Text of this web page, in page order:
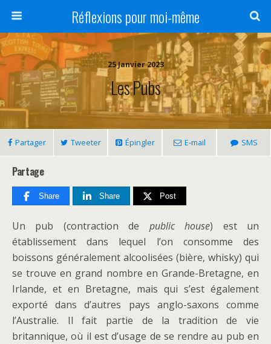
Réflexions pour moi-même
25 Janvier 2023
Les Pubs
Partager Tweeter Épingler E-mail SMS
Partage
Share Share Post
Un pub (contraction de public house) est un
établissement dans lequel l’on consomme des
boissons généralement alcoolisées (bière, whisky) qui
se trouve en grand nombre en Grande-Bretagne, en
Irlande, et en Bretagne, mais qui s’est également
exporté dans d’autres pays anglo-saxons comme
l’Australie. Il fait partie de la tradition de vie
britannique, où il est d’usage de se rendre au pub en